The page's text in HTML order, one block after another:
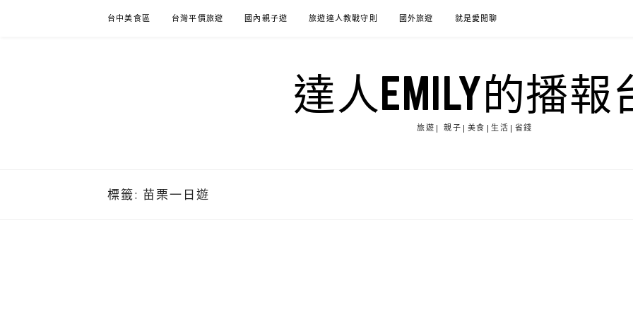
台中美食區 台灣平價旅遊 國內親子遊 旅遊達人教戰守則 國外旅遊 就是愛閒聊
達人EMILY的播報
旅遊| 親子|美食|生活|省錢
標籤: 苗栗一日遊